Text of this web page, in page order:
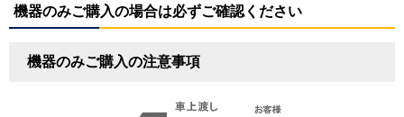
機器のみご購入の場合は必ずご確認ください
機器のみご購入の注意事項